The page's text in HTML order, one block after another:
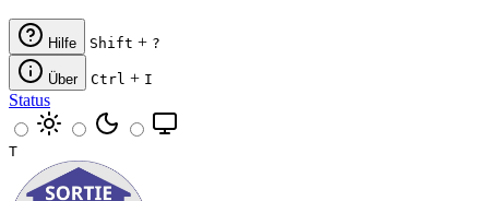
Hilfe Shift + ?
Über Ctrl + I
Status
T